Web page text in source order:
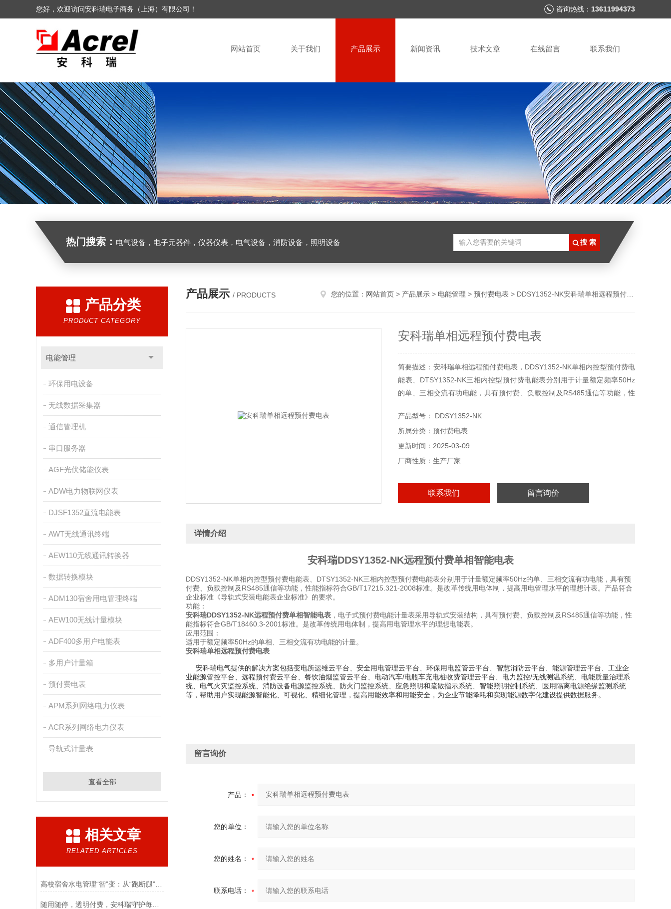
您好，欢迎访问安科瑞电子商务（上海）有限公司！ 咨询热线： 13611994373
网站首页 关于我们 产品展示 新闻资讯 技术文章 在线留言 联系我们
热门搜索： 电气设备，电子元器件，仪器仪表，电气设备，消防设备，照明设备
产品分类
PRODUCT CATEGORY
电能管理
环保用电设备
无线数据采集器
通信管理机
串口服务器
AGF光伏储能仪表
ADW电力物联网仪表
DJSF1352直流电能表
AWT无线通讯终端
AEW110无线通讯转换器
数据转换模块
ADM130宿舍用电管理终端
AEW100无线计量模块
ADF400多用户电能表
多用户计量箱
预付费电表
APM系列网络电力仪表
ACR系列网络电力仪表
导轨式计量表
查看全部
相关文章
RELATED ARTICLES
高校宿舍水电管理“智”变：从“跑断腿”到“一网通”
随用随停，透明付费，安科瑞守护每一次临时用电安全
产品展示 / PRODUCTS 您的位置： 网站首页 > 产品展示 > 电能管理 > 预付费电表 > DDSY1352-NK安科瑞单相远程预付费电表
安科瑞单相远程预付费电表
简要描述：安科瑞单相远程预付费电表，DDSY1352-NK单相内控型预付费电
能表、DTSY1352-NK三相内控型预付费电能表分别用于计量额定频率50Hz
的单、三相交流有功电能，具有预付费、负载控制及RS485通信等功能，性
水平的理想计表。产品符合企业标准《导轨式安装电能表企业标准》的要
求。
产品型号： DDSY1352-NK
所属分类：预付费电表
更新时间：2025-03-09
厂商性质：生产厂家
联系我们 留言询价
详情介绍
安科瑞DDSY1352-NK远程预付费单相智能电表
DDSY1352-NK单相内控型预付费电能表、 DTSY1352-NK三相内控型预付费电能表分别 用于计量额定频率50Hz的单、三相交流有功电能 ，具有预
付费、负载控制及RS485通信等功能，性能指标符合GB/T17215.321-2008标准。是改革传统用电体制，提高用电管理水平的理想计表。产品符合
企业标准《导轨式安装电能表企业标准》的要求。
功能：
安科瑞DDSY1352-NK远程预付费单相智能电表 ，电子式预付费电能计量表采用导轨式安装结构，具有预付费、负载控制及RS485通信等功能，性
能指标符合GB/T18460.3-2001标准。是改革传统用电体制，提高用电管理水平的理想电能表。
应用范围：
适用于额定频率50Hz的单相、三相交流有功电能的计量。
安科瑞单相远程预付费电表
安科瑞电气提供的解决方案包括变电所运维云平台、安全用电管理云平台、环保用电监管云平台、智慧消防云平台、能源管理云平台、工业企
业能源管控平台、远程预付费云平台、餐饮油烟监管云平台、电动汽车/电瓶车充电桩收费管理云平台、电力监控/无线测温系统、电能质量治理系
统、电气火灾监控系统、消防设备电源监控系统、防火门监控系统、应急照明和疏散指示系统、智能照明控制系统、医用隔离电源绝缘监测系统
等，帮助用户实现能源智能化、可视化、精细化管理，提高用能效率和用能安全，为企业节能降耗和实现能源数字化建设提供数据服务。
留言询价
产品：
您的单位：
您的姓名：
联系电话：